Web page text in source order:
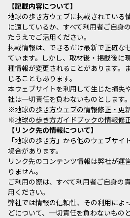
記載内容について
地球の歩き方ウェブに掲載されている
に適しているか、すべて利用者ご自身
たうえでご活用ください。
掲載情報は、できるだけ最新で正確な
ています。しかし、取材後・掲載後に
種情報が変更されることがあります。
じることもあります。
本ウェブサイトを利用して生じた損失
社は一切責任を負わないものとします。
※地球の歩き方ウェブの情報修正・更
※地球の歩き方ガイドブックの情報修
リンク先の情報について
「地球の歩き方」から他のウェブサイ
場合があります。
リンク先のコンテンツ情報は弊社が運
りません。
ご利用の際は、すべて利用者ご自身の
用ください。
弊社では情報の信頼性、その利用によ
どについて、一切責任を負わないものと